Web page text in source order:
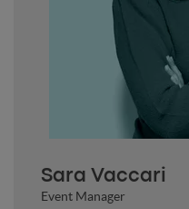
Sara Vaccari
Event Manager